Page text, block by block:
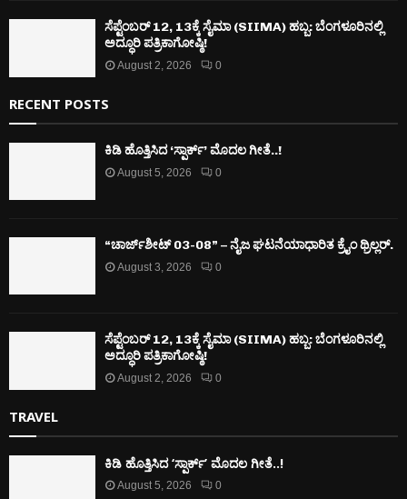
ಸೆಪ್ಟೆಂಬರ್ 12, 13ಕ್ಕೆ ಸೈಮಾ (SIIMA) ಹಬ್ಬ: ಬೆಂಗಳೂರಿನಲ್ಲಿ
ಅದ್ಧೂರಿ ಪತ್ರಿಕಾಗೋಷ್ಠಿ!
August 2, 2026 0
RECENT POSTS
ಕಿಡಿ‌‌ ಹೊತ್ತಿಸಿದ ‘ಸ್ಪಾರ್ಕ್’ ಮೊದಲ‌ ಗೀತೆ..!
August 5, 2026 0
“ಚಾರ್ಜ್‌ಶೀಟ್ 03-08” – ನೈಜ ಘಟನೆಯಾಧಾರಿತ ಕ್ರೈಂ ಥ್ರಿಲ್ಲರ್.
August 3, 2026 0
ಸೆಪ್ಟೆಂಬರ್ 12, 13ಕ್ಕೆ ಸೈಮಾ (SIIMA) ಹಬ್ಬ: ಬೆಂಗಳೂರಿನಲ್ಲಿ
ಅದ್ಧೂರಿ ಪತ್ರಿಕಾಗೋಷ್ಠಿ!
August 2, 2026 0
TRAVEL
ಕಿಡಿ‌‌ ಹೊತ್ತಿಸಿದ ‘ಸ್ಪಾರ್ಕ್’ ಮೊದಲ‌ ಗೀತೆ..!
August 5, 2026 0